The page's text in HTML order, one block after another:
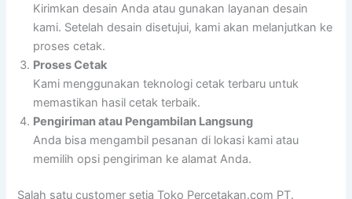
Kirimkan desain Anda atau gunakan layanan desain
kami. Setelah desain disetujui, kami akan melanjutkan ke
proses cetak.
Proses Cetak
Kami menggunakan teknologi cetak terbaru untuk
memastikan hasil cetak terbaik.
Pengiriman atau Pengambilan Langsung
Anda bisa mengambil pesanan di lokasi kami atau
memilih opsi pengiriman ke alamat Anda.
Salah satu customer setia Toko Percetakan.com PT.